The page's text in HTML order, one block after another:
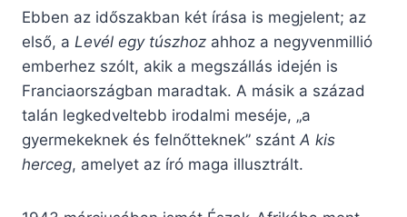
Ebben az időszakban két írása is megjelent; az
első, a Levél egy túszhoz ahhoz a negyvenmillió
emberhez szólt, akik a megszállás idején is
Franciaországban maradtak. A másik a század
talán legkedveltebb irodalmi meséje, „a
gyermekeknek és felnőtteknek” szánt A kis
herceg, amelyet az író maga illusztrált.